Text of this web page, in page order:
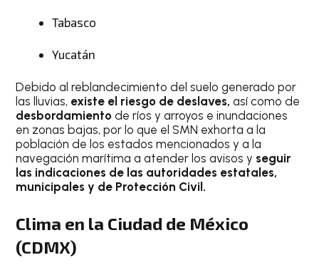
Tabasco
Yucatán
Debido al reblandecimiento del suelo generado por
las lluvias, existe el riesgo de deslaves,así como de
desbordamiento de ríos y arroyos e inundaciones
en zonas bajas, por lo que el SMN exhorta a la
población de los estados mencionados y a la
navegación marítima a atender los avisos y seguir
las indicaciones de las autoridades estatales,
municipales y de Protección Civil.
Clima en la Ciudad de México
(CDMX)